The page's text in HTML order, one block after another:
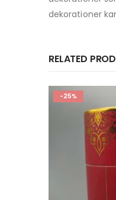
dekorationer
RELATED